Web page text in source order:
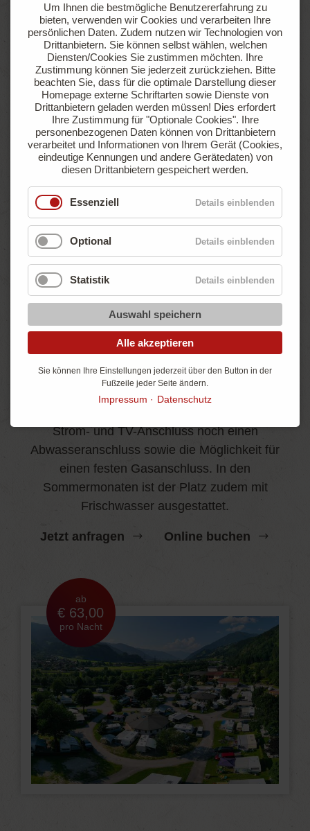
sowie einer Gasanschlussmöglichkeit
Jetzt anfragen Online buchen
Comfortstellplatz
Noch mehr Komfort
Strom- und TV-Anschluss noch einen
Abwasseranschluss sowie die Möglichkeit für
einen festen Gasanschluss. In den
Sommermonaten ist der Platz zudem mit
Frischwasser ausgestattet.
Jetzt anfragen Online buchen
ab
€ 47,90
pro Nacht
ab
€ 63,00
pro Nacht
Um Ihnen die bestmögliche Benutzererfahrung zu
bieten, verwenden wir Cookies und verarbeiten Ihre
persönlichen Daten. Zudem nutzen wir Technologien von
Drittanbietern. Sie können selbst wählen, welchen
Diensten/Cookies Sie zustimmen möchten. Ihre
Zustimmung können Sie jederzeit zurückziehen. Bitte
beachten Sie, dass für die optimale Darstellung dieser
Homepage externe Schriftarten sowie Dienste von
Drittanbietern geladen werden müssen! Dies erfordert
Ihre Zustimmung für "Optionale Cookies". Ihre
personenbezogenen Daten können von Drittanbietern
verarbeitet und Informationen von Ihrem Gerät (Cookies,
eindeutige Kennungen und andere Gerätedaten) von
diesen Drittanbietern gespeichert werden.
Essenziell Details einblenden
Optional Details einblenden
Statistik Details einblenden
Auswahl speichern
Alle akzeptieren
Sie können Ihre Einstellungen jederzeit über den Button in der
Fußzeile jeder Seite ändern.
Impressum Datenschutz